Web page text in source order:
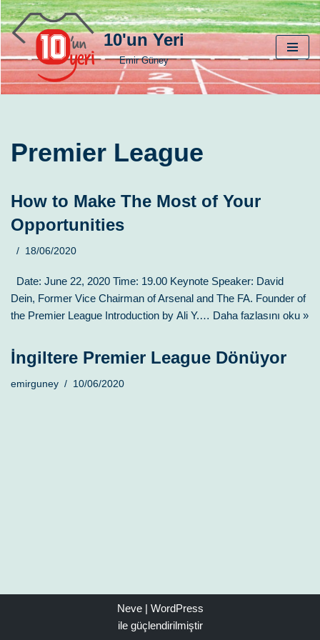
İçeriğe
geç
10'un Yeri
Emir Güney
Premier League
How to Make The Most of Your
Opportunities
18/06/2020
Date: June 22, 2020 Time: 19.00 Keynote Speaker: David
Dein, Former Vice Chairman of Arsenal and The FA. Founder of
the Premier League Introduction by Ali Y.… Daha fazlasını oku »
İngiltere Premier League Dönüyor
emirguney 10/06/2020
Neve| WordPress
ile güçlendirilmiştir